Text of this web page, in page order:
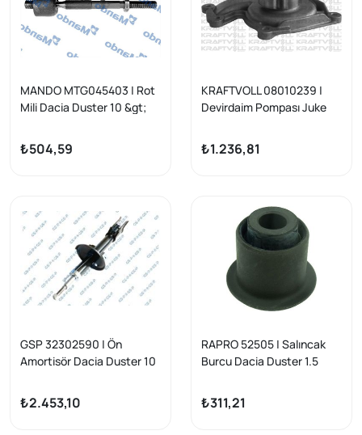
MANDO MTG045403 | Rot
Mili Dacia Duster 10 &gt;
₺504,59
KRAFTVOLL 08010239 |
Devirdaim Pompası Juke
Kangoo Megane III Duster
Logan Sandero 1,5 DCI
₺1.236,81
GSP 32302590 | Ön
Amortisör Dacia Duster 10
₺2.453,10
RAPRO 52505 | Salıncak
Burcu Dacia Duster 1.5
₺311,21